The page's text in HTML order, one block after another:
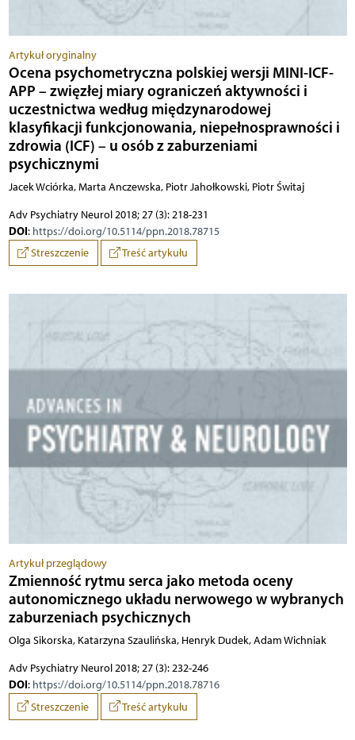
Artykuł oryginalny
Ocena psychometryczna polskiej wersji MINI-ICF-
APP – zwięzłej miary ograniczeń aktywności i
uczestnictwa według międzynarodowej
klasyfikacji funkcjonowania, niepełnosprawności i
zdrowia (ICF) – u osób z zaburzeniami
psychicznymi
Jacek Wciórka, Marta Anczewska, Piotr Jahołkowski, Piotr Świtaj
Adv Psychiatry Neurol 2018; 27 (3): 218-231
DOI: https://doi.org/10.5114/ppn.2018.78715
Streszczenie
Treść artykułu
Artykuł przeglądowy
Zmienność rytmu serca jako metoda oceny
autonomicznego układu nerwowego w wybranych
zaburzeniach psychicznych
Olga Sikorska, Katarzyna Szaulińska, Henryk Dudek, Adam Wichniak
Adv Psychiatry Neurol 2018; 27 (3): 232-246
DOI: https://doi.org/10.5114/ppn.2018.78716
Streszczenie
Treść artykułu